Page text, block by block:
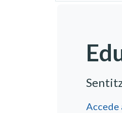
Accede